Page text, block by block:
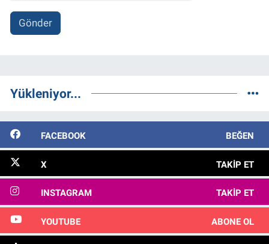
Gönder
Yükleniyor...
FACEBOOK BEĞEN
X TAKIP ET
INSTAGRAM TAKIP ET
YOUTUBE ABONE OL